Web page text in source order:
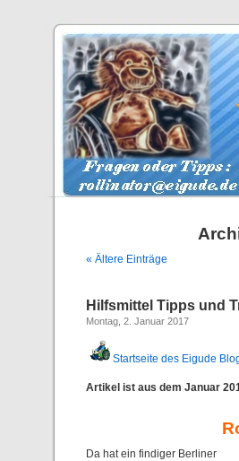
« Ältere Einträge
Hilfsmittel Tipps und
Montag, 2. Januar 2017
Startseite des Eigude
Artikel ist aus dem Januar
Da hat ein findiger Berliner